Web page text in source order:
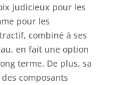
judicieux pour les
pour les
combiné à ses
en fait une option
terme. De plus, sa
composants